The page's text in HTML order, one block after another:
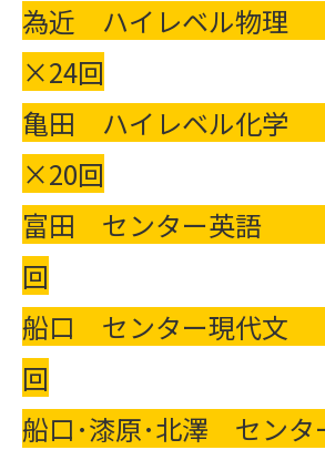
為近 ハイレベル物
×24回
亀田 ハイレベル化
×20回
富田 センター英
回
船口 センター現代
回
船口･漆原･北澤 センタ